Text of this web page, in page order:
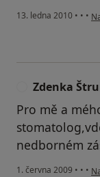
13. ledna 2010 • • •
Zdenka
Pro mě a
nedborném
1. června 2009 • • •